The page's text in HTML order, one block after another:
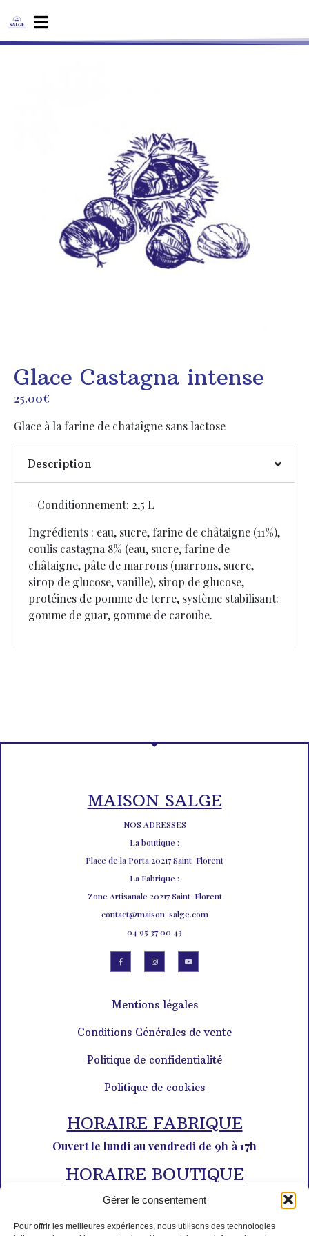
Gérer le consentement
Pour offrir les meilleures expériences, nous utilisons des technologies
Glace Castagna intense
25.00€
Glace à la farine de chataîgne sans lactose
Description
– Conditionnement: 2,5 L
Ingrédients : eau, sucre, farine de châtaigne (11%),
coulis castagna 8% (eau, sucre, farine de
châtaigne, pâte de marrons (marrons, sucre,
sirop de glucose, vanille), sirop de glucose,
protéines de pomme de terre, système stabilisant:
gomme de guar, gomme de caroube.
MAISON SALGE
NOS ADRESSES
La boutique :
Place de la Porta 20217 Saint-Florent
La Fabrique :
Zone Artisanale 20217 Saint-Florent
contact@maison-salge.com
04 95 37 00 43
Mentions légales
Conditions Générales de vente
Politique de confidentialité
Politique de cookies
HORAIRE FABRIQUE
Ouvert le lundi au vendredi de 9h à 17h
HORAIRE BOUTIQUE
Du lundi au dimanche de 10h à 12h30 et de 14h30 à 18h30